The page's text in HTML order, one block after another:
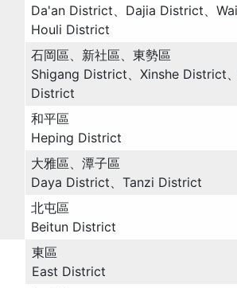
Da'an District、Dajia District、
Houli District
石岡區、新社區、東勢區
Shigang District、Xinshe District
District
和平區
Heping District
大雅區、潭子區
Daya District、Tanzi District
北屯區
Beitun District
東區
East District